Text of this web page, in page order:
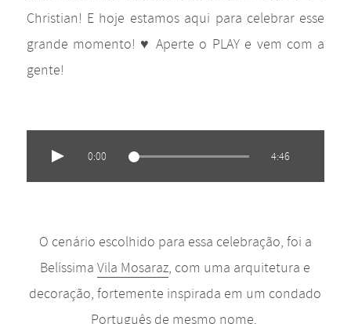
Christian! E hoje estamos aqui para celebrar esse
grande momento! ♥ Aperte o PLAY e vem com a
gente!
0:00 4:46
O cenário escolhido para essa celebração, foi a
BelíssimaVila Mosaraz, com uma arquitetura e
decoração, fortemente inspirada em um condado
Português de mesmo nome.